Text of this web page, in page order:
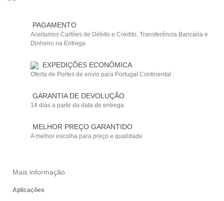
PAGAMENTO
Aceitamos Cartões de Débito e Crédito, Transferência Bancária e
Dinheiro na Entrega
EXPEDIÇÕES ECONÔMICA
Oferta de Portes de envio para Portugal Continental
GARANTIA DE DEVOLUÇÃO
14 dias a partir da data de entrega
MELHOR PREÇO GARANTIDO
A melhor escolha para preço e qualidade
Mais informação
Aplicações